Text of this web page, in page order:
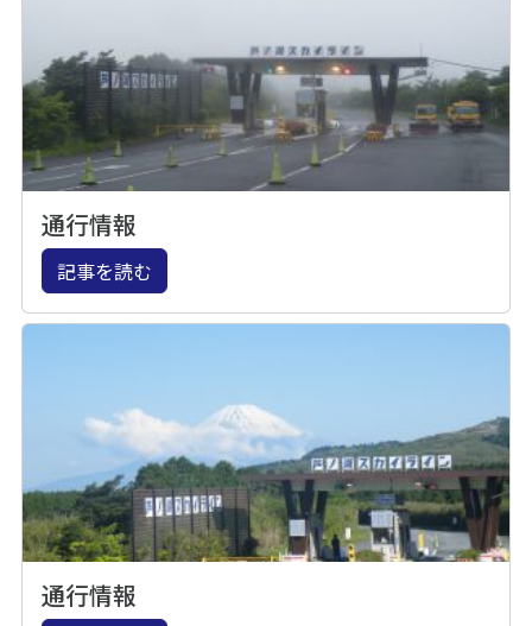
通行情報
記事を読む
通行情報